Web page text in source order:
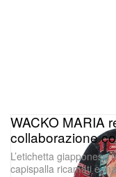
WACKO MARIA
collaborazione
L’etichetta
capispalla ricamati e